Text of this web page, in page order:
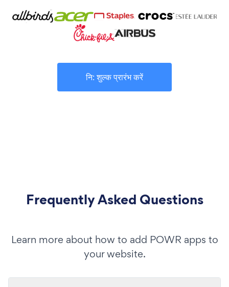
नि: शुल्क प्रारंभ करें
Frequently Asked Questions
Learn more about how to add POWR apps to
your website.